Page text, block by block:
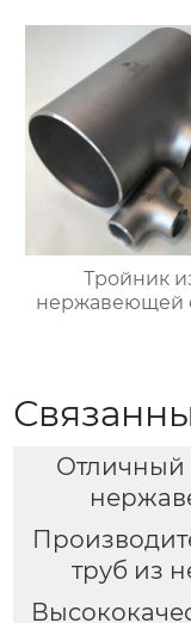
Тройник
нержавеющей
Отличный
труб из